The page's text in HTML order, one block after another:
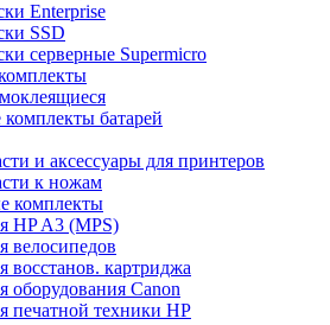
Enterprise
SSD
серверные Supermicro
батарей
и аксессуары для принтеров
к ножам
комплекты
HP A3 (MPS)
велосипедов
восстанов. картриджа
оборудования Canon
печатной техники HP